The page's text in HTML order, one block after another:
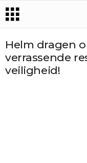
Helm dragen
verrassende
veiligheid!